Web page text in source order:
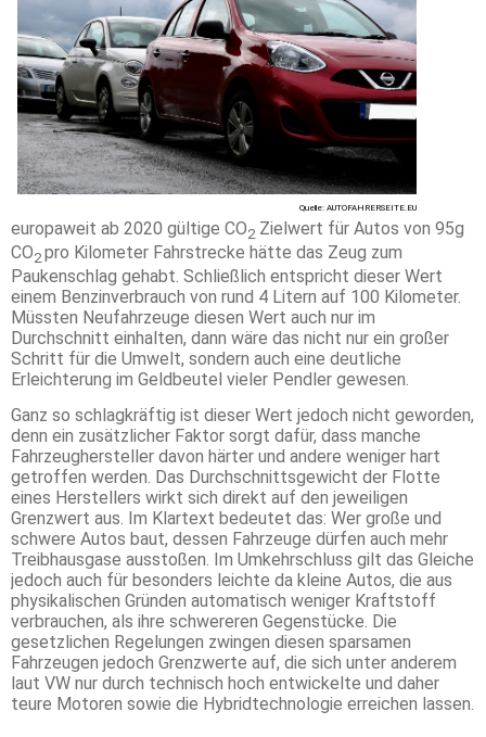
Quelle: AUTOFAHRERSEITE.EU
europaweit ab 2020 gültige CO2 Zielwert für Autos von 95g
CO2pro Kilometer Fahrstrecke hätte das Zeug zum
Paukenschlag gehabt. Schließlich entspricht dieser Wert
einem Benzinverbrauch von rund 4 Litern auf 100 Kilometer.
Müssten Neufahrzeuge diesen Wert auch nur im
Durchschnitt einhalten, dann wäre das nicht nur ein großer
Schritt für die Umwelt, sondern auch eine deutliche
Erleichterung im Geldbeutel vieler Pendler gewesen.
Ganz so schlagkräftig ist dieser Wert jedoch nicht geworden,
denn ein zusätzlicher Faktor sorgt dafür, dass manche
Fahrzeughersteller davon härter und andere weniger hart
getroffen werden. Das Durchschnittsgewicht der Flotte
eines Herstellers wirkt sich direkt auf den jeweiligen
Grenzwert aus. Im Klartext bedeutet das: Wer große und
schwere Autos baut, dessen Fahrzeuge dürfen auch mehr
Treibhausgase ausstoßen. Im Umkehrschluss gilt das Gleiche
jedoch auch für besonders leichte da kleine Autos, die aus
physikalischen Gründen automatisch weniger Kraftstoff
verbrauchen, als ihre schwereren Gegenstücke. Die
gesetzlichen Regelungen zwingen diesen sparsamen
Fahrzeugen jedoch Grenzwerte auf, die sich unter anderem
laut VW nur durch technisch hoch entwickelte und daher
teure Motoren sowie die Hybridtechnologie erreichen lassen.